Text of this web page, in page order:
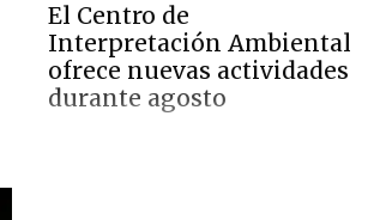
El Centro de
Interpretación Ambiental
ofrece nuevas actividades
durante agosto